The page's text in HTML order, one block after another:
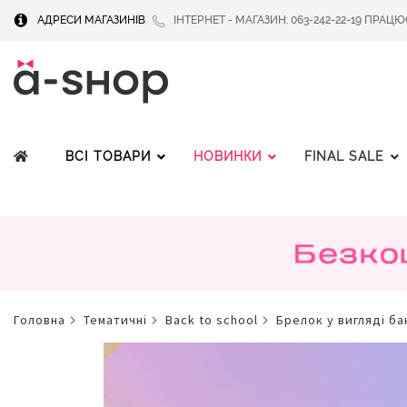
АДРЕСИ МАГАЗИНІВ ІНТЕРНЕТ - МАГАЗИН: 063-242-22-19
ВСІ ТОВАРИ НОВИНКИ FINAL SALE
головна тематичні back to school брелок у вигляді
Перейти